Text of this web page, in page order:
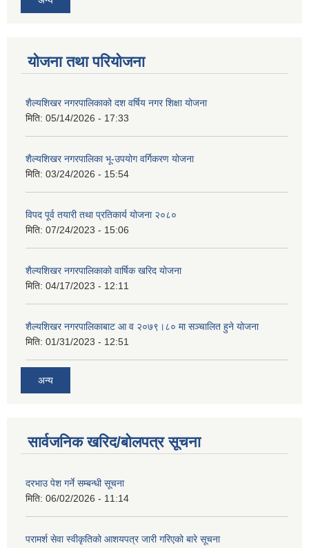
योजना तथा परियोजना
शैल्यशिखर नगरपालिकाको दश वर्षिय नगर शिक्षा योजना
मिति: 05/14/2026 - 17:33
शैल्यशिखर नगरपालिका भू-उपयोग वर्गिकरण योजना
मिति: 03/24/2026 - 15:54
विपद पूर्व तयारी तथा प्रतिकार्य योजना २०८०
मिति: 07/24/2023 - 15:06
शैल्यशिखर नगरपालिकाको वार्षिक खरिद योजना
मिति: 04/17/2023 - 12:11
शैल्यशिखर नगरपालिकाबाट आ व २०७९।८० मा सञ्चालित हुने योजना
मिति: 01/31/2023 - 12:51
अन्य
सार्वजनिक खरिद/बोलपत्र सूचना
दरभाउ पेश गर्ने सम्बन्धी सूचना
मिति: 06/02/2026 - 11:14
परामर्श सेवा स्वीकृतिको आशयपत्र जारी गरिएको बारे सूचना